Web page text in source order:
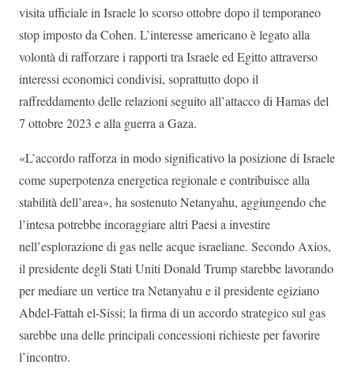
visita ufficiale in Israele lo scorso ottobre dopo il temporaneo
stop imposto da Cohen. L’interesse americano è legato alla
volontà di rafforzare i rapporti tra Israele ed Egitto attraverso
interessi economici condivisi, soprattutto dopo il
raffreddamento delle relazioni seguito all’attacco di Hamas del
7 ottobre 2023 e alla guerra a Gaza.
«L’accordo rafforza in modo significativo la posizione di Israele
come superpotenza energetica regionale e contribuisce alla
stabilità dell’area», ha sostenuto Netanyahu, aggiungendo che
l’intesa potrebbe incoraggiare altri Paesi a investire
nell’esplorazione di gas nelle acque israeliane. Secondo Axios,
il presidente degli Stati Uniti Donald Trump starebbe lavorando
per mediare un vertice tra Netanyahu e il presidente egiziano
Abdel-Fattah el-Sissi; la firma di un accordo strategico sul gas
sarebbe una delle principali concessioni richieste per favorire
l’incontro.